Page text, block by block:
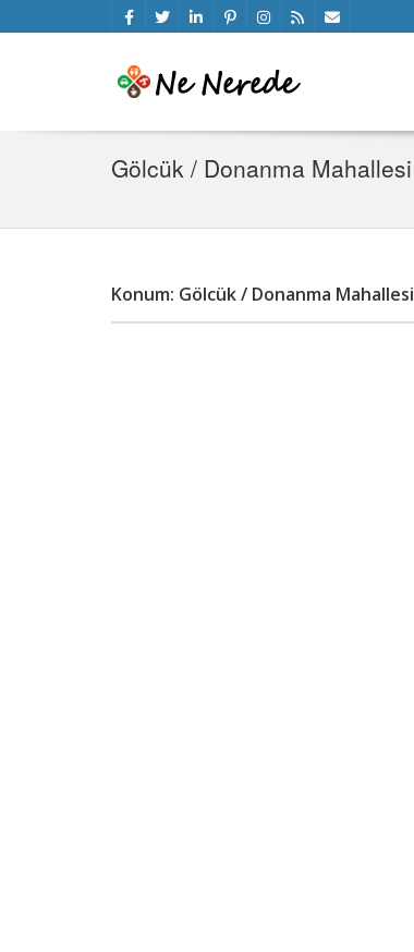
Gölcük / Donanma Mahallesi
Konum: Gölcük / Donanma Mahallesi